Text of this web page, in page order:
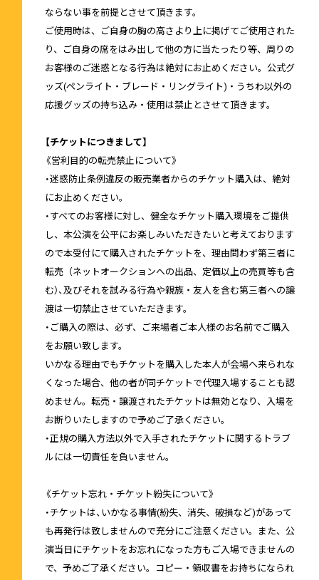
ならない事を前提とさせて頂きます。
ご使用時は、ご自身の胸の高さより上に掲げてご使用された
り、ご自身の席をはみ出して他の方に当たったり等、周りの
お客様のご迷惑となる行為は絶対にお止めください。公式グ
ッズ(ペンライト・ブレード・リングライト)・うちわ以外の
応援グッズの持ち込み・使用は禁止とさせて頂きます。
【チケットにつきまして】
《営利目的の転売禁止について》
・迷惑防止条例違反の販売業者からのチケット購入は、絶対
にお止めください。
・すべてのお客様に対し、健全なチケット購入環境をご提供
し、本公演を公平にお楽しみいただきたいと考えております
ので本受付にて購入されたチケットを、理由問わず第三者に
転売（ネットオークションへの出品、定価以上の売買等も含
む）、及びそれを試みる行為や親族・友人を含む第三者への譲
渡は一切禁止させていただきます。
・ご購入の際は、必ず、ご来場者ご本人様のお名前でご購入
をお願い致します。
いかなる理由でもチケットを購入した本人が会場へ来られな
くなった場合、他の者が同チケットで代理入場することも認
めません。転売・譲渡されたチケットは無効となり、入場を
お断りいたしますので予めご了承ください。
・正規の購入方法以外で入手されたチケットに関するトラブ
ルには一切責任を負いません。
《チケット忘れ・チケット紛失について》
・チケットは、いかなる事情(紛失、消失、破損など)があって
も再発行は致しませんので充分にご注意ください。また、公
演当日にチケットをお忘れになった方もご入場できませんの
で、予めご了承ください。コピー・領収書をお持ちになられ